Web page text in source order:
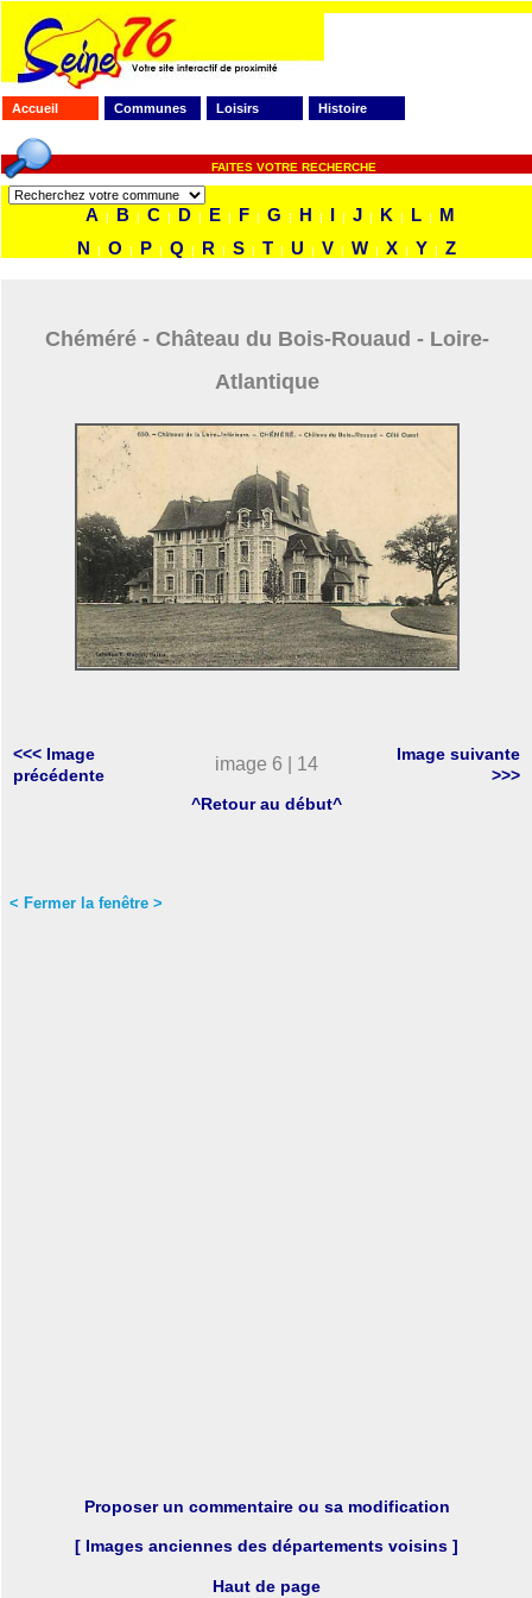
Accueil Communes Loisirs Histoire
FAITES VOTRE RECHERCHE
A | B | C | D | E | F | G | H | I | J | K | L |
M
N
| O | P | Q | R | S | T | U | V | W | X | Y | Z
Chéméré - Château du Bois-Rouaud - Loire-
Atlantique
<<< Image
précédente
image 6 | 14
Image suivante
>>>
^Retour au début^
< Fermer la fenêtre >
Proposer un commentaire ou sa modification
[ Images anciennes des départements voisins ]
Haut de page